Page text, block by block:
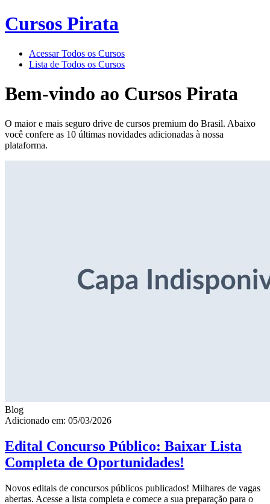
Cursos Pirata
Acessar Todos os Cursos
Lista de Todos os Cursos
Bem-vindo ao Cursos Pirata
O maior e mais seguro drive de cursos premium do Brasil. Abaixo
você confere as 10 últimas novidades adicionadas à nossa
plataforma.
Blog
Adicionado em: 05/03/2026
Edital Concurso Público: Baixar Lista
Completa de Oportunidades!
Novos editais de concursos públicos publicados! Milhares de vagas
abertas. Acesse a lista completa e comece a sua preparação para o